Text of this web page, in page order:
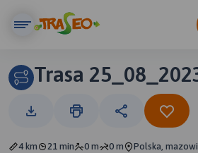
Trasa
4 km 21 min 0 m 0 m Polska,